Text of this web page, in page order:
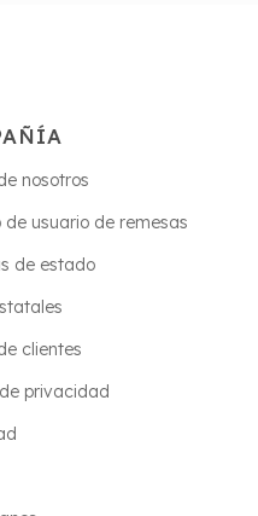
nosotros
de usuario de remesas
de estado
clientes
privacidad